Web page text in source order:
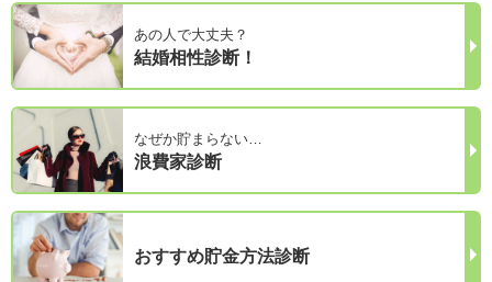
あの人で大丈夫？
結婚相性診断！
なぜか貯まらない…
浪費家診断
おすすめ貯金方法診断